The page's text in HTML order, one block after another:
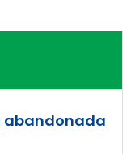
abandonada